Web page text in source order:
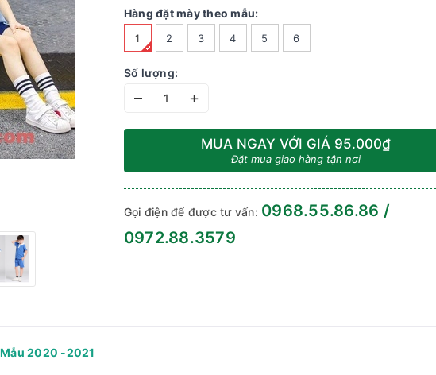
Hàng đặt mày theo mẫu:
1 2 3 4 5 6
Số lượng:
– +
MUA NGAY VỚI GIÁ 95.000₫
Đặt mua giao hàng tận nơi
Gọi điện để được tư vấn: 0968.55.86.86 /
0972.88.3579
Mẫu 2020 -2021